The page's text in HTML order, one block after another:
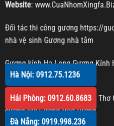
Website:
Đối tác thi công gương https://
nhà vệ sinh Gương nhà tắm
Gương kính Hạ LongGương Kính
Gương trang trí
Kính cường lực Cần ThơCần Thơ
cường lực Gương treo tường
Hà Nội: 0912.75.1236
Hải Phòng: 0912.60.8683
Đà Nẵng: 0919.998.236